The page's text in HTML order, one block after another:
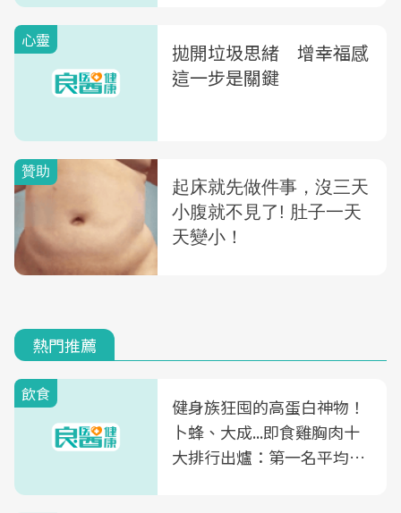
心靈
拋開垃圾思緒 增幸福感
這一步是關鍵
熱門推薦
飲食
健身族狂囤的高蛋白神物！
卜蜂、大成...即食雞胸肉十
大排行出爐：第一名平均一